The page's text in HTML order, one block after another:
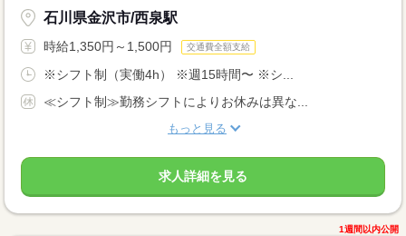
石川県金沢市/西泉駅
時給1,350円～1,500円 交通費全額支給
※シフト制（実働4h） ※週15時間〜 ※シ...
≪シフト制≫勤務シフトによりお休みは異な...
もっと見る
求人詳細を見る
1週間以内公開